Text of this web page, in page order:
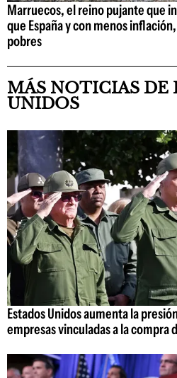
Marruecos, el reino pujante que
que España y con menos
pobres
MÁS NOTICIAS DE
UNIDOS
Estados Unidos aumenta la
empresas vinculadas a la compra